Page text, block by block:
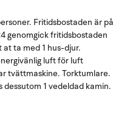
Fritidsbostaden är på
genomgick fritidsbostaden
ta med 1 hus-djur.
luft för luft
tvättmaskine. Torktumlare.
1 vedeldad kamin.